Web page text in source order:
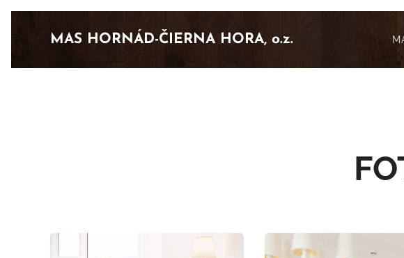
MAS HORNÁD-ČIERNA HORA, o.z.